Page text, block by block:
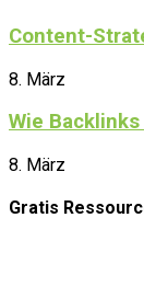
Content-
8. März
Wie
8. März
Gratis